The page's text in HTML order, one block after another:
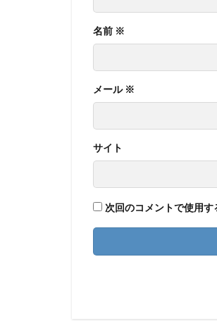
名前 ※
メール ※
サイト
次回のコメントで使用す